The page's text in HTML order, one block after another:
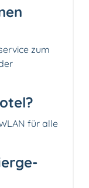
zum
für alle